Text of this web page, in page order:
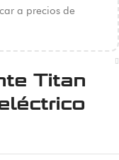
a precios de
Titan